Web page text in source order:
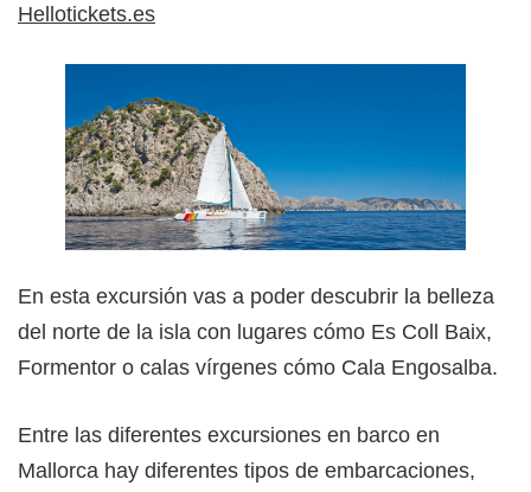
Hellotickets.es
En esta excursión vas a poder descubrir la belleza
del norte de la isla con lugares cómo Es Coll Baix,
Formentor o calas vírgenes cómo Cala Engosalba.
Entre las diferentes excursiones en barco en
Mallorca hay diferentes tipos de embarcaciones,